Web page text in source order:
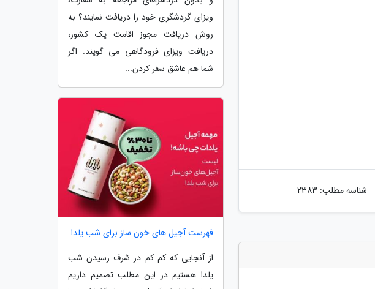
شناسه مطلب: 2383
ویزای گردشگری خود را دریافت نمایند؟ به
روش دریافت مجوز اقامت یک کشور،
دریافت ویزای فرودگاهی می گویند. اگر
شما هم عاشق سفر کردن...
فهرست آجیل های خون ساز برای شب یلدا
از آنجایی که کم کم در شرف رسیدن شب
یلدا هستیم در این مطلب تصمیم داریم